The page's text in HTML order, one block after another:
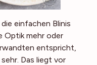
einfachen Blinis
Optik mehr oder
entspricht,
Das liegt vor